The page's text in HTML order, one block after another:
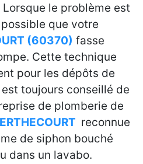
le problème est
que votre
(60370) fasse
Cette technique
pour les dépôts de
toujours conseillé de
de plomberie de
reconnue
de siphon bouché
dans un lavabo.